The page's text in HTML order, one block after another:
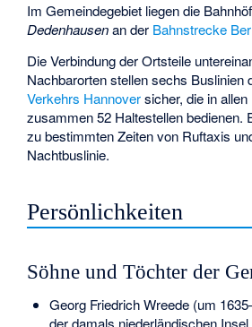
Im Gemeindegebiet liegen die
Dedenhausenan der Bahnstrecke
Die Verbindung der Ortsteile
Nachbarorten stellen sechs Buslinien
Verkehrs Hannoversicher, die in
zusammen 52 Haltestellen bedienen.
zu bestimmten Zeiten von Ruftaxis
Nachtbuslinie.
Persönlichkeiten
Söhne und Töchter der
Georg Friedrich Wreede(um
der damals niederländischen Insel